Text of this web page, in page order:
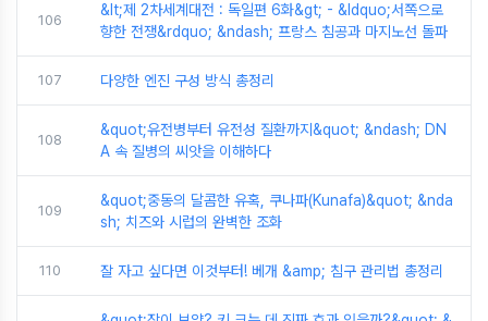
106
&lt;제 2차세계대전 : 독일편 6화&gt; - &ldquo;서쪽으로
향한 전쟁&rdquo; &ndash; 프랑스 침공과 마지노선 돌파
107 다양한 엔진 구성 방식 총정리
108
&quot;유전병부터 유전성 질환까지&quot; &ndash; DN
A 속 질병의 씨앗을 이해하다
109
&quot;중동의 달콤한 유혹, 쿠나파(Kunafa)&quot; &nda
sh; 치즈와 시럽의 완벽한 조화
110 잘 자고 싶다면 이것부터! 베개 &amp; 침구 관리법 총정리